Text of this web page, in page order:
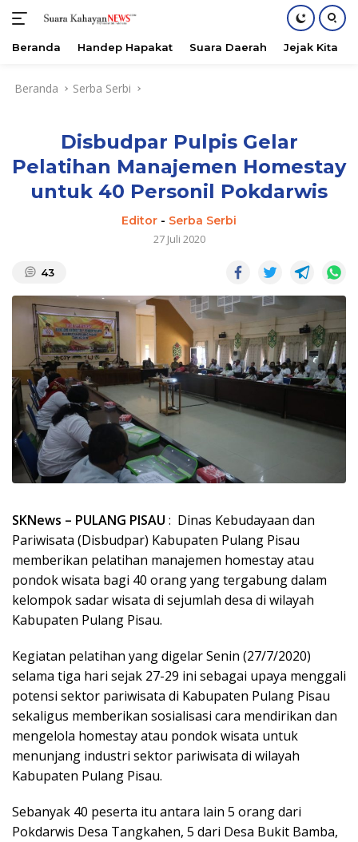
Beranda Handep Hapakat Suara Daerah Jejak Kita
Beranda Serba Serbi
Disbudpar Pulpis Gelar
Pelatihan Manajemen Homestay
untuk 40 Personil Pokdarwis
Editor - Serba Serbi
27 Juli 2020
43
SKNews – PULANG PISAU : Dinas Kebudayaan dan
Pariwisata (Disbudpar) Kabupaten Pulang Pisau
memberikan pelatihan manajemen homestay atau
pondok wisata bagi 40 orang yang tergabung dalam
kelompok sadar wisata di sejumlah desa di wilayah
Kabupaten Pulang Pisau.
Kegiatan pelatihan yang digelar Senin (27/7/2020)
selama tiga hari sejak 27-29 ini sebagai upaya menggali
potensi sektor pariwisata di Kabupaten Pulang Pisau
sekaligus memberikan sosialisasi cara mendirikan dan
mengelola homestay atau pondok wisata untuk
menunjang industri sektor pariwisata di wilayah
Kabupaten Pulang Pisau.
Sebanyak 40 peserta itu antara lain 5 orang dari
Pokdarwis Desa Tangkahen, 5 dari Desa Bukit Bamba,